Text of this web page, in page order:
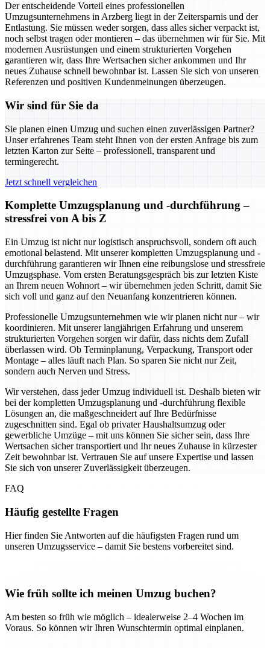
Der entscheidende Vorteil eines professionellen
Umzugsunternehmens in Arzberg liegt in der Zeitersparnis und der
Entlastung. Sie müssen weder sorgen, dass alles sicher verpackt ist,
noch selbst tragen oder montieren – das übernehmen wir für Sie. Mit
modernen Ausrüstungen und einem strukturierten Vorgehen
garantieren wir, dass Ihre Wertsachen sicher ankommen und Ihr
neues Zuhause schnell bewohnbar ist. Lassen Sie sich von unseren
Referenzen und positiven Kundenmeinungen überzeugen.
Wir sind für Sie da
Sie planen einen Umzug und suchen einen zuverlässigen Partner?
Unser erfahrenes Team steht Ihnen von der ersten Anfrage bis zum
letzten Karton zur Seite – professionell, transparent und
termingerecht.
Jetzt schnell vergleichen
Komplette Umzugsplanung und -durchführung –
stressfrei von A bis Z
Ein Umzug ist nicht nur logistisch anspruchsvoll, sondern oft auch
emotional belastend. Mit unserer kompletten Umzugsplanung und -
durchführung garantieren wir Ihnen eine reibungslose und stressfreie
Umzugsphase. Vom ersten Beratungsgespräch bis zur letzten Kiste
an Ihrem neuen Wohnort – wir übernehmen jeden Schritt, damit Sie
sich voll und ganz auf den Neuanfang konzentrieren können.
Professionelle Umzugsunternehmen wie wir planen nicht nur – wir
koordinieren. Mit unserer langjährigen Erfahrung und unserem
strukturierten Vorgehen sorgen wir dafür, dass nichts dem Zufall
überlassen wird. Ob Terminplanung, Verpackung, Transport oder
Montage – alles läuft nach Plan. So sparen Sie nicht nur Zeit,
sondern auch Nerven und Stress.
Wir verstehen, dass jeder Umzug individuell ist. Deshalb bieten wir
bei der kompletten Umzugsplanung und -durchführung flexible
Lösungen an, die maßgeschneidert auf Ihre Bedürfnisse
zugeschnitten sind. Egal ob privater Haushaltsumzug oder
gewerbliche Umzüge – mit uns können Sie sicher sein, dass Ihre
Wertsachen sicher transportiert und Ihr neues Zuhause in kürzester
Zeit bewohnbar ist. Vertrauen Sie auf unsere Expertise und lassen
Sie sich von unserer Zuverlässigkeit überzeugen.
FAQ
Häufig gestellte Fragen
Hier finden Sie Antworten auf die häufigsten Fragen rund um
unseren Umzugsservice – damit Sie bestens vorbereitet sind.
Wie früh sollte ich meinen Umzug buchen?
Am besten so früh wie möglich – idealerweise 2–4 Wochen im
Voraus. So können wir Ihren Wunschtermin optimal einplanen.